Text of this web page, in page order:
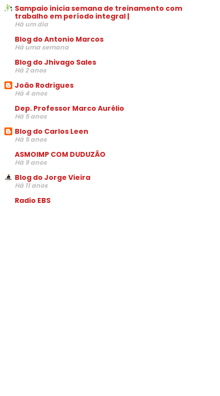
Sampaio inicia semana de treinamento com
trabalho em período integral |
Há um dia
Blog do Antonio Marcos
Há uma semana
Blog do Jhivago Sales
Há 2 anos
João Rodrigues
Há 4 anos
Dep. Professor Marco Aurélio
Há 5 anos
Blog do Carlos Leen
Há 5 anos
ASMOIMP COM DUDUZÃO
Há 9 anos
Blog do Jorge Vieira
Há 11 anos
Radio EBS